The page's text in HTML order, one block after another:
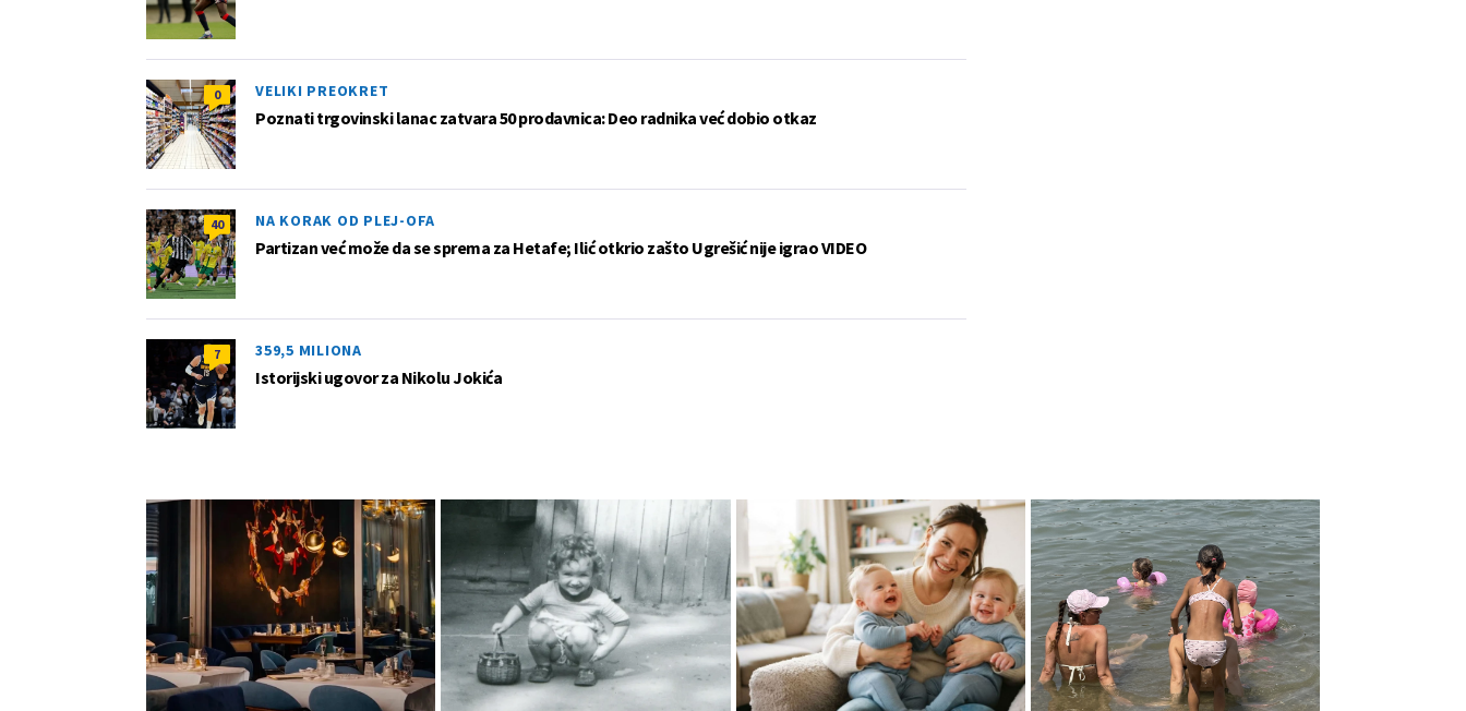
0 VELIKI PREOKRET
Poznati trgovinski lanac zatvara 50 prodavnica: Deo radnika već dobio otkaz
40 NA KORAK OD PLEJ-OFA
Partizan već može da se sprema za Hetafe; Ilić otkrio zašto Ugrešić nije igrao VIDEO
7 359,5 MILIONA
Istorijski ugovor za Nikolu Jokića